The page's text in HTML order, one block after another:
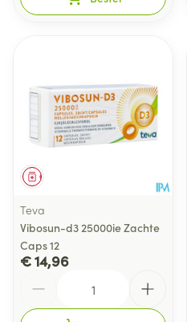
Geneesmiddel
Teva
Vibosun-d3 25000ie Zachte
Caps 12
€ 14,96